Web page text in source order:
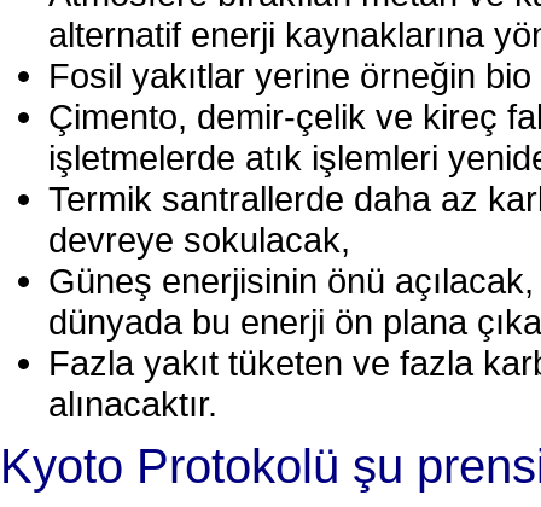
alternatif enerji kaynaklarına
Fosil yakıtlar yerine örneğin
Çimento, demir-çelik ve kireç
işletmelerde atık işlemleri
Termik santrallerde daha az
devreye sokulacak,
Güneş enerjisinin önü
dünyada bu enerji ön plana
Fazla yakıt tüketen ve fazla
alınacaktır.
Kyoto Protokolü şu